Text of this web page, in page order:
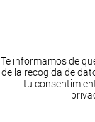
Te informamos de
de la recogida de
tu